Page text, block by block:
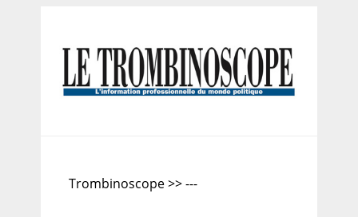
Trombinoscope >> ---